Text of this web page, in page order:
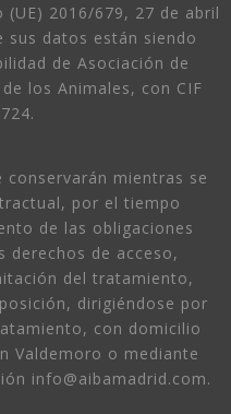
(UE) 2016/679, 27 de abril
sus datos están siendo
de Asociación de
los Animales, con CIF
mientras se
por el tiempo
de las obligaciones
derechos de acceso,
del tratamiento,
dirigiéndose por
con domicilio
Valdemoro o mediante
info@aibamadrid.com.